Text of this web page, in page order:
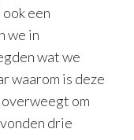
een
we in
wat we
waarom is deze
om
drie